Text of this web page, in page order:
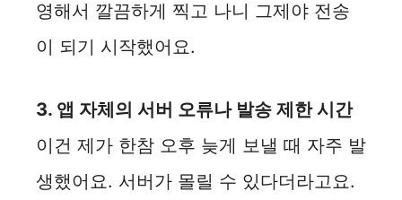
영해서 깔끔하게 찍고 나니 그제야 전송
이 되기 시작했어요.
3. 앱 자체의 서버 오류나 발송 제한 시간
이건 제가 한참 오후 늦게 보낼 때 자주 발
생했어요. 서버가 몰릴 수 있다더라고요.